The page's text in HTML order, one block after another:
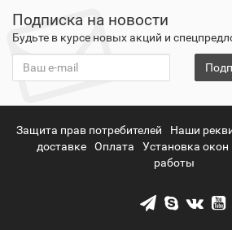
Подписка на новости
Будьте в курсе новых акций и
Защита прав потребителей Наши
доставке
Оплата Установка
работы